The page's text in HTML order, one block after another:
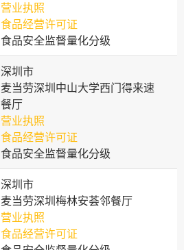
营业执照
食品经营许可证
食品安全监督量化分级
深圳市
麦当劳深圳中山大学西门得来速
餐厅
营业执照
食品经营许可证
食品安全监督量化分级
深圳市
麦当劳深圳梅林安荟邻餐厅
营业执照
食品经营许可证